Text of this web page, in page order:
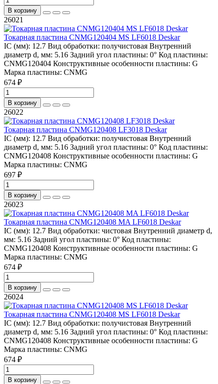
В корзину
26021
Токарная пластина CNMG120404 MS LF6018 Deskar
IC (мм): 12.7 Вид обработки: получистовая Внутренний
диаметр d, мм: 5.16 Задний угол пластины: 0° Код пластины:
CNMG120404 Конструктивные особенности пластины: G
Марка пластины: CNMG
674 ₽
В корзину
26022
Токарная пластина CNMG120408 LF3018 Deskar
IC (мм): 12.7 Вид обработки: получистовая Внутренний
диаметр d, мм: 5.16 Задний угол пластины: 0° Код пластины:
CNMG120408 Конструктивные особенности пластины: G
Марка пластины: CNMG
697 ₽
В корзину
26023
Токарная пластина CNMG120408 MA LF6018 Deskar
IC (мм): 12.7 Вид обработки: чистовая Внутренний диаметр d,
мм: 5.16 Задний угол пластины: 0° Код пластины:
CNMG120408 Конструктивные особенности пластины: G
Марка пластины: CNMG
674 ₽
В корзину
26024
Токарная пластина CNMG120408 MS LF6018 Deskar
IC (мм): 12.7 Вид обработки: получистовая Внутренний
диаметр d, мм: 5.16 Задний угол пластины: 0° Код пластины:
CNMG120408 Конструктивные особенности пластины: G
Марка пластины: CNMG
674 ₽
В корзину